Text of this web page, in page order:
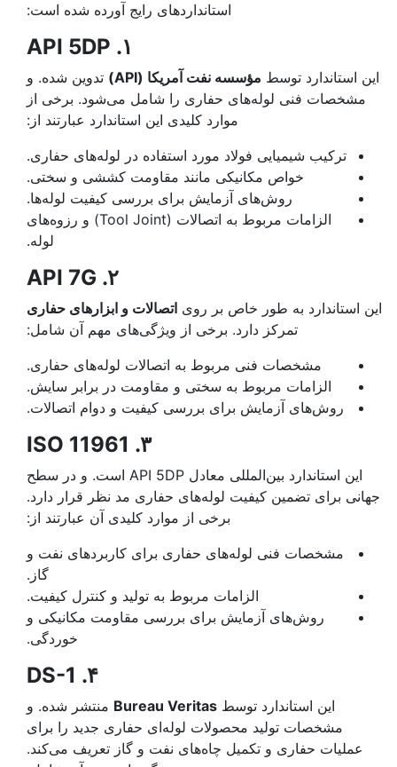
استانداردهای رایج آورده شده است:
۱. API 5DP
این استاندارد توسط مؤسسه نفت آمریکا (API)
تدوین شده. و
مشخصات فنی لوله‌های حفاری را شامل می‌شود. برخی از
موارد کلیدی این استاندارد عبارتند از:
ترکیب شیمیایی فولاد مورد استفاده در لوله‌های حفاری.
خواص مکانیکی مانند مقاومت کششی و سختی.
روش‌های آزمایش برای بررسی کیفیت لوله‌ها.
الزامات مربوط به اتصالات (Tool Joint) و رزوه‌های
لوله.
۲. API 7G
این استاندارد به طور خاص بر روی اتصالات و ابزارهای حفاری
تمرکز دارد. برخی از ویژگی‌های مهم آن شامل:
مشخصات فنی مربوط به اتصالات لوله‌های حفاری.
الزامات مربوط به سختی و مقاومت در برابر سایش.
روش‌های آزمایش برای بررسی کیفیت و دوام اتصالات.
۳. ISO 11961
این استاندارد بین‌المللی معادل API 5DP است. و در سطح
جهانی برای تضمین کیفیت لوله‌های حفاری مد نظر قرار دارد.
برخی از موارد کلیدی آن عبارتند از:
مشخصات فنی لوله‌های حفاری برای کاربردهای نفت و
گاز.
الزامات مربوط به تولید و کنترل کیفیت.
روش‌های آزمایش برای بررسی مقاومت مکانیکی و
خوردگی.
۴. DS-1
این استاندارد توسط Bureau Veritas منتشر شده. و
مشخصات تولید محصولات لوله‌ای حفاری جدید را برای
عملیات حفاری و تکمیل چاه‌های نفت و گاز تعریف می‌کند.